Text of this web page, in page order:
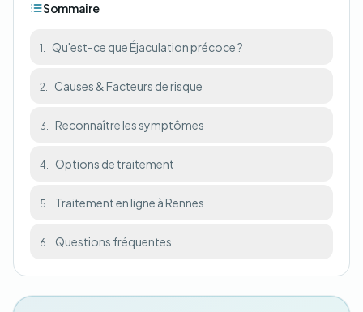
Sommaire
1. Qu'est-ce que Éjaculation précoce ?
2. Causes & Facteurs de risque
3. Reconnaître les symptômes
4. Options de traitement
5. Traitement en ligne à Rennes
6. Questions fréquentes